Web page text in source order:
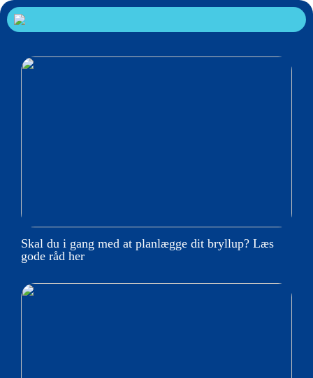
Skal du i gang med at planlægge dit bryllup? Læs
gode råd her